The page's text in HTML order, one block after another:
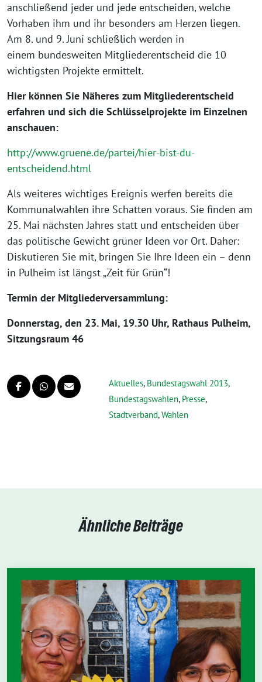
anschließend jeder und jede entscheiden, welche
Vorhaben ihm und ihr besonders am Herzen liegen.
Am 8. und 9. Juni schließlich werden in
einem bundesweiten Mitgliederentscheid die 10
wichtigsten Projekte ermittelt.
Hier können Sie Näheres zum Mitgliederentscheid
erfahren und sich die Schlüsselprojekte im Einzelnen
anschauen:
http://www.gruene.de/partei/hier-bist-du-
entscheidend.html
Als weiteres wichtiges Ereignis werfen bereits die
Kommunalwahlen ihre Schatten voraus. Sie finden am
25. Mai nächsten Jahres statt und entscheiden über
das politische Gewicht grüner Ideen vor Ort. Daher:
Diskutieren Sie mit, bringen Sie Ihre Ideen ein – denn
in Pulheim ist längst „Zeit für Grün“!
Termin der Mitgliederversammlung:
Donnerstag, den 23. Mai, 19.30 Uhr, Rathaus Pulheim,
Sitzungsraum 46
Aktuelles, Bundestagswahl 2013,
Bundestagswahlen, Presse,
Stadtverband,Wahlen
Ähnliche Beiträge